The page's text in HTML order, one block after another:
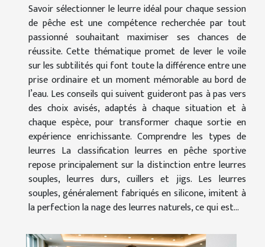
Savoir sélectionner le leurre idéal pour chaque session
de pêche est une compétence recherchée par tout
passionné souhaitant maximiser ses chances de
réussite. Cette thématique promet de lever le voile
sur les subtilités qui font toute la différence entre une
prise ordinaire et un moment mémorable au bord de
l’eau. Les conseils qui suivent guideront pas à pas vers
des choix avisés, adaptés à chaque situation et à
chaque espèce, pour transformer chaque sortie en
expérience enrichissante. Comprendre les types de
leurres La classification leurres en pêche sportive
repose principalement sur la distinction entre leurres
souples, leurres durs, cuillers et jigs. Les leurres
souples, généralement fabriqués en silicone, imitent à
la perfection la nage des leurres naturels, ce qui est...